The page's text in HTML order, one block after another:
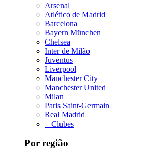
Arsenal
Atlético de Madrid
Barcelona
Bayern München
Chelsea
Inter de Milão
Juventus
Liverpool
Manchester City
Manchester United
Milan
Paris Saint-Germain
Real Madrid
+ Clubes
Por região